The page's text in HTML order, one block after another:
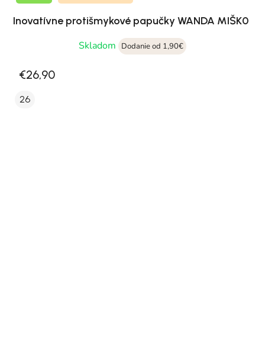
Inovatívne protišmykové papučky WANDA MIŠK0
Skladom
Dodanie od 1,90€
€26,90
26